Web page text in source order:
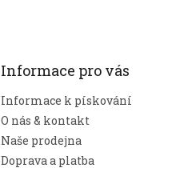
Informace pro vás
Informace k pískování
O nás & kontakt
Naše prodejna
Doprava a platba